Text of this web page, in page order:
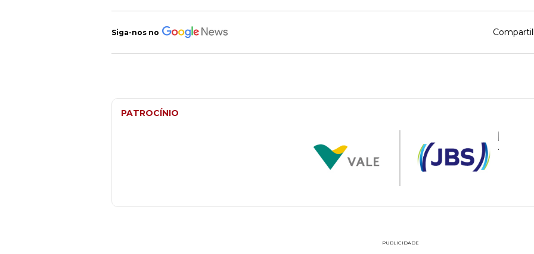
Siga-nos no
PATROCÍNIO
PUBLICIDADE